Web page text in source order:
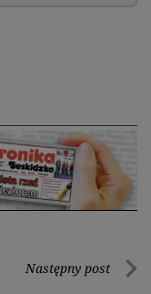
Następny post